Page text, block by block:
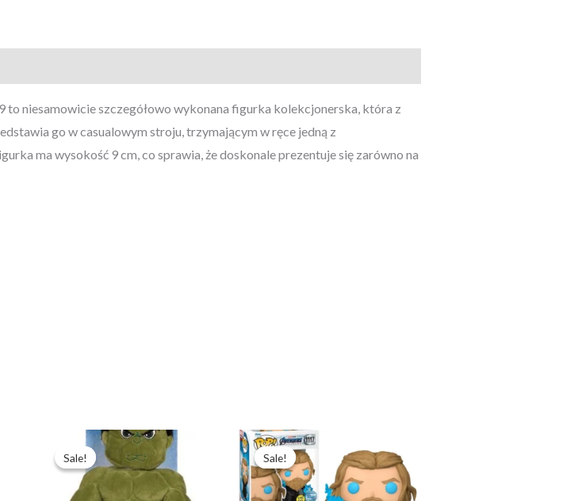
to niesamowicie szczegółowo wykonana figurka kolekcjonerska, która z
go w casualowym stroju, trzymającym w ręce jedną z
ma wysokość 9 cm, co sprawia, że doskonale prezentuje się zarówno na
Sale!
Sale!
Pierwotna
cena
wynosiła:
103,59 zł.
Aktualna
cena
wynosi:
73,99 zł.
Sale!
Sale!
Pierwotna
cena
wynosiła:
273,09 zł.
cena
wynosi:
210,07 zł.